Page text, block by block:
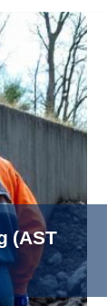
Kontakt
(AST